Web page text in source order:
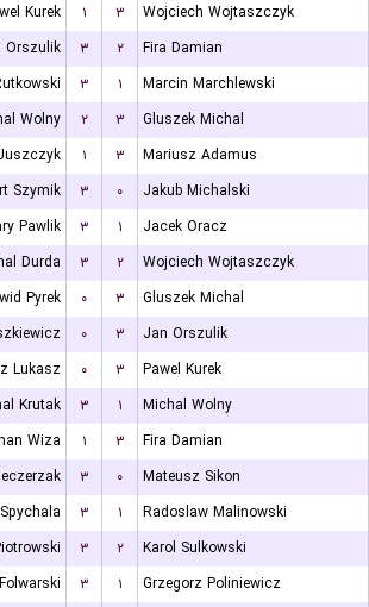
Kurek
۱ ۳
Wojciech Wojtaszczyk
Orszulik
۳ ۲
Fira Damian
۳ ۱
Marcin Marchlewski
Wolny
۲ ۳
Gluszek Michal
۱ ۳
Mariusz Adamus
Szymik
۳ ۰
Jakub Michalski
Pawlik
۳ ۱
Jacek Oracz
Durda
۳ ۲
Wojciech Wojtaszczyk
Pyrek
۰ ۳
Gluszek Michal
۰ ۳
Jan Orszulik
Lukasz
۰ ۳
Pawel Kurek
Krutak
۳ ۱
Michal Wolny
Wiza
۱ ۳
Fira Damian
۳ ۰
Mateusz Sikon
۳ ۱
Radoslaw Malinowski
۳ ۲
Karol Sulkowski
۳ ۱
Grzegorz Poliniewicz